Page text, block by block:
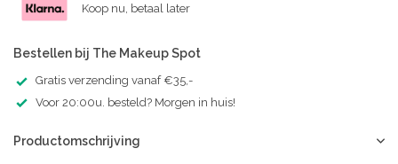
Koop nu, betaal later
Bestellen bij The Makeup Spot
Gratis verzending vanaf €35,-
Voor 20:00u. besteld? Morgen in huis!
Productomschrijving